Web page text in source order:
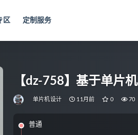
区 定制服务
【dz-758】基于单片
单片机设计 11月前 0 70
普通